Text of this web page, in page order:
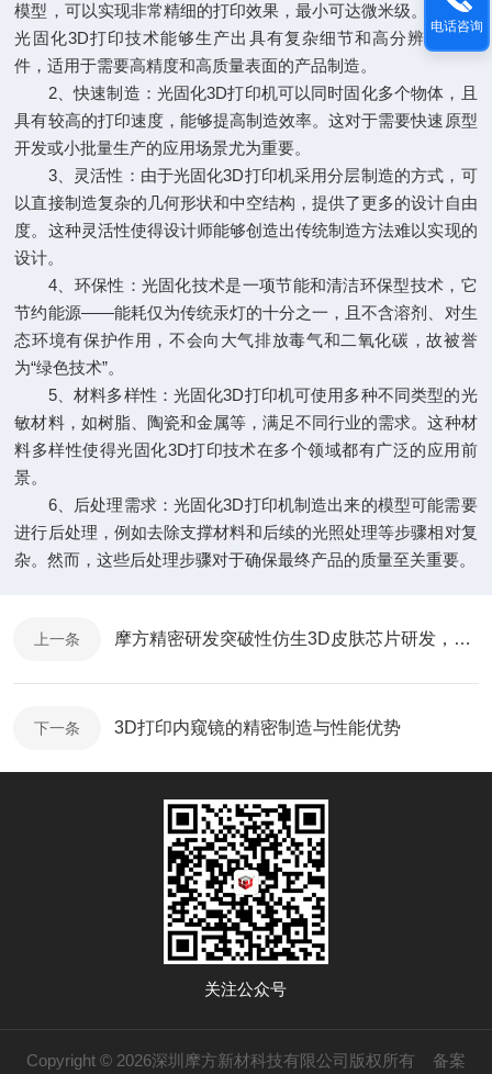
模型，可以实现非常精细的打印效果，最小可达微米级。这使得
光固化3D打印技术能够生产出具有复杂细节和高分辨率的零
件，适用于需要高精度和高质量表面的产品制造。
2、快速制造：光固化3D打印机可以同时固化多个物体，且
具有较高的打印速度，能够提高制造效率。这对于需要快速原型
开发或小批量生产的应用场景尤为重要。
3、灵活性：由于光固化3D打印机采用分层制造的方式，可
以直接制造复杂的几何形状和中空结构，提供了更多的设计自由
度。这种灵活性使得设计师能够创造出传统制造方法难以实现的
设计。
4、环保性：光固化技术是一项节能和清洁环保型技术，它
节约能源——能耗仅为传统汞灯的十分之一，且不含溶剂、对生
态环境有保护作用，不会向大气排放毒气和二氧化碳，故被誉
为“绿色技术”。
5、材料多样性：光固化3D打印机可使用多种不同类型的光
敏材料，如树脂、陶瓷和金属等，满足不同行业的需求。这种材
料多样性使得光固化3D打印技术在多个领域都有广泛的应用前
景。
6、后处理需求：光固化3D打印机制造出来的模型可能需要
进行后处理，例如去除支撑材料和后续的光照处理等步骤相对复
杂。然而，这些后处理步骤对于确保最终产品的质量至关重要。
上一条 摩方精密研发突破性仿生3D皮肤芯片研发，开启药物与化妆品测试新时代
下一条 3D打印内窥镜的精密制造与性能优势
关注公众号
Copyright © 2026深圳摩方新材科技有限公司版权所有 备案
电话咨询